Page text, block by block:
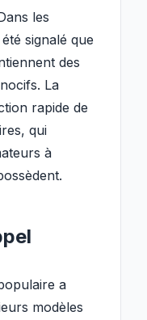
les
signalé que
des
La
rapide de
qui
à
a
modèles